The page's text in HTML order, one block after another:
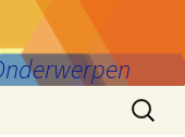
Zoeken
naar: